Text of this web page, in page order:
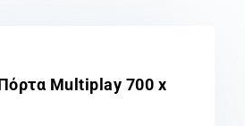
Multiplay 700 x